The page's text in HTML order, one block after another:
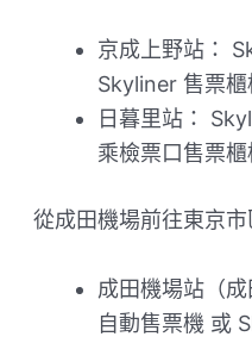
京成上野站：
Skyliner 售票櫃
日暮里站：
乘檢票口售票櫃
從成田機場前往東京市
成田機場站（
自動售票機 或